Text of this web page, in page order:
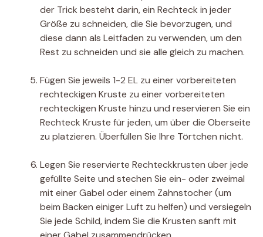
der Trick besteht darin, ein Rechteck in jeder
Größe zu schneiden, die Sie bevorzugen, und
diese dann als Leitfaden zu verwenden, um den
Rest zu schneiden und sie alle gleich zu machen.
Fügen Sie jeweils 1-2 EL zu einer vorbereiteten
rechteckigen Kruste zu einer vorbereiteten
rechteckigen Kruste hinzu und reservieren Sie ein
Rechteck Kruste für jeden, um über die Oberseite
zu platzieren. Überfüllen Sie Ihre Törtchen nicht.
Legen Sie reservierte Rechteckkrusten über jede
gefüllte Seite und stechen Sie ein- oder zweimal
mit einer Gabel oder einem Zahnstocher (um
beim Backen einiger Luft zu helfen) und versiegeln
Sie jede Schild, indem Sie die Krusten sanft mit